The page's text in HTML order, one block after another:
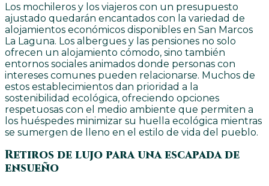
Los mochileros y los viajeros con un presupuesto
ajustado quedarán encantados con la variedad de
alojamientos económicos disponibles en San Marcos
La Laguna. Los albergues y las pensiones no solo
ofrecen un alojamiento cómodo, sino también
entornos sociales animados donde personas con
intereses comunes pueden relacionarse. Muchos de
estos establecimientos dan prioridad a la
sostenibilidad ecológica, ofreciendo opciones
respetuosas con el medio ambiente que permiten a
los huéspedes minimizar su huella ecológica mientras
se sumergen de lleno en el estilo de vida del pueblo.
Retiros de lujo para una escapada de
ensueño